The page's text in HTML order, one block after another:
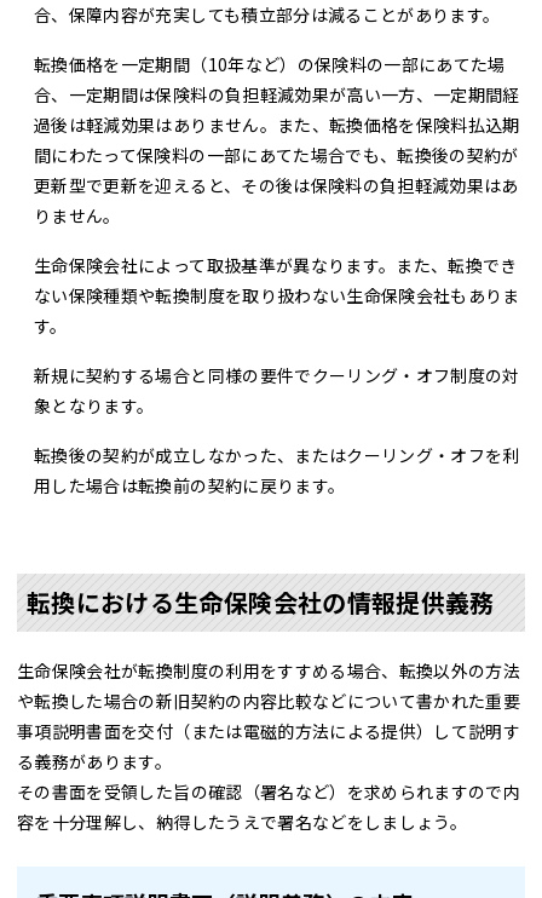
合、保障内容が充実しても積立部分は減ることがあります。
転換価格を一定期間（10年など）の保険料の一部にあてた場
合、一定期間は保険料の負担軽減効果が高い一方、一定期間経
過後は軽減効果はありません。また、転換価格を保険料払込期
間にわたって保険料の一部にあてた場合でも、転換後の契約が
更新型で更新を迎えると、その後は保険料の負担軽減効果はあ
りません。
生命保険会社によって取扱基準が異なります。また、転換でき
ない保険種類や転換制度を取り扱わない生命保険会社もありま
す。
新規に契約する場合と同様の要件でクーリング・オフ制度の対
象となります。
転換後の契約が成立しなかった、またはクーリング・オフを利
用した場合は転換前の契約に戻ります。
転換における生命保険会社の情報提供義務
生命保険会社が転換制度の利用をすすめる場合、転換以外の方法
や転換した場合の新旧契約の内容比較などについて書かれた重要
事項説明書面を交付（または電磁的方法による提供）して説明す
る義務があります。
その書面を受領した旨の確認（署名など）を求められますので内
容を十分理解し、納得したうえで署名などをしましょう。